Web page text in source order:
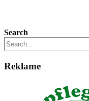
Search
Reklame